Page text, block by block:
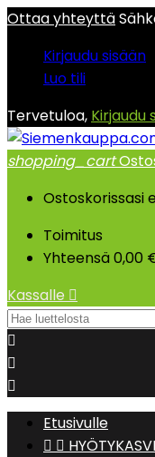
Ottaa yhteyttä
Kirjaudu sisään
Luo tili
Tervetuloa, Kirjaudu
shopping_cart
Ostoskorissasi
Toimitus
Yhteensä0,00
Kassalle 



Etusivulle
 